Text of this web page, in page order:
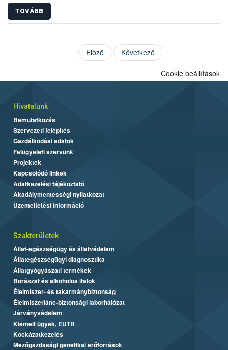
TOVÁBB
Előző Következő
Cookie beállítások
Hivatalunk
Bemutatkozás
Szervezeti felépítés
Gazdálkodási adatok
Felügyeleti szervünk
Projektek
Kapcsolódó linkek
Adatkezelési tájékoztató
Akadálymentességi nyilatkozat
Üzemeltetési információ
Szakterületek
Állat-egészségügy és állatvédelem
Állategészségügyi diagnosztika
Állatgyógyászati termékek
Borászat és alkoholos italok
Élelmiszer- és takarmánybiztonság
Élelmiszerlánc-biztonsági laborhálózat
Járványvédelem
Kiemelt ügyek, EUTR
Kockázatkezelés
Mezőgazdasági genetikai erőforrások